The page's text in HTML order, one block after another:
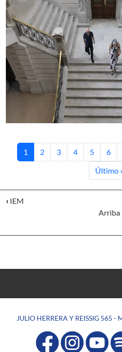
Página actual
1 Página
2 Página
3 Página
4 Página
5 6
Última
Último
‹ IEM
Arriba
JULIO HERRERA Y REISSIG 565